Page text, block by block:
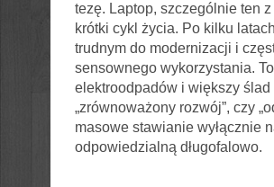
tezę. Laptop, szczególnie ten
krótki cykl życia. Po kilku
trudnym do modernizacji i
sensownego wykorzystania.
elektroodpadów i większy
„zrównoważony rozwój”, czy
masowe stawianie wyłącznie
odpowiedzialną długofalowo.